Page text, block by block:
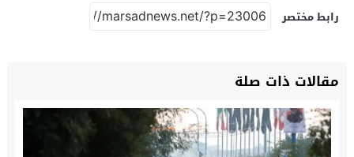
رابط مختصر
مقالات ذات صلة